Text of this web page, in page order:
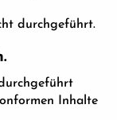
durchgeführt.
Inhalte